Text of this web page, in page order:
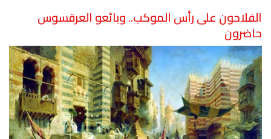
الفلاحون على رأس الموكب.. وبائعو العرقسوس
حاضرون